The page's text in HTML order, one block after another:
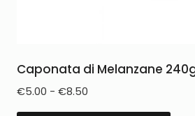
Caponata di Melanzane
€5.00 - €8.50